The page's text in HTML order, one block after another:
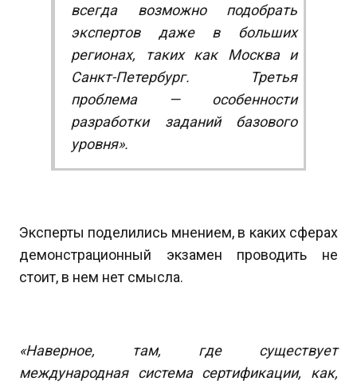
всегда возможно подобрать
экспертов даже в больших
регионах, таких как Москва и
Санкт-Петербург. Третья
проблема — особенности
разработки заданий базового
уровня».
Эксперты поделились мнением, в каких сферах
демонстрационный экзамен проводить не
стоит, в нем нет смысла.
«Наверное, там, где существует
международная система сертификации, как,